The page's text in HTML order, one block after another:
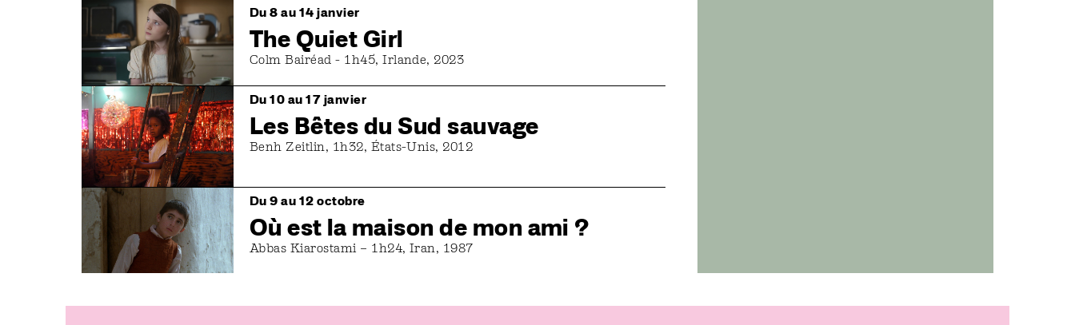
Image Du 8 au 14 janvier
The Quiet Girl
Colm Bairéad - 1h45, Irlande, 2023
Image Du 10 au 17 janvier
Les Bêtes du Sud sauvage
Benh Zeitlin, 1h32, États-Unis, 2012
Image Du 9 au 12 octobre
Où est la maison de mon ami ?
Abbas Kiarostami – 1h24, Iran, 1987